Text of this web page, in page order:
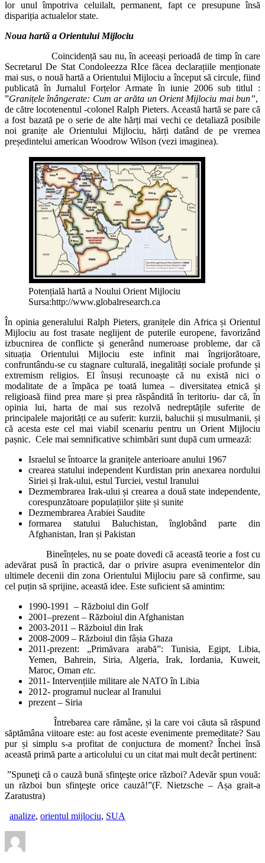
lor unul împotriva celuilalt, permanent, fapt ce presupune însă
dispariția actualelor state.
Noua hartă a Orientului Mijlociu
Coincidență sau nu, în aceeași perioadă de timp în care
Secretarul De Stat Condoleezza RIce făcea declarațiile menționate
mai sus, o nouă hartă a Orientului Mijlociu a început să circule, fiind
publicată în Jurnalul Forțelor Armate în iunie 2006 sub titlul :
”Granițele înângerate: Cum ar arăta un Orient Mijlociu mai bun”,
de către locotenentul -colonel Ralph Pieters. Această hartă se pare că
a fost bazată pe o serie de alte hărți mai vechi ce detaliază posibile
noi granițe ale Orientului Mijlociu, hărți datând de pe vremea
președintelui american Woodrow Wilson (vezi imaginea).
Potențială hartă a Noului Orient Mijlociu
Sursa:http://www.globalresearch.ca
În opinia generalului Ralph Pieters, granițele din Africa și Orientul
Mijlociu au fost trasate neglijent de puterile europene, favorizând
izbucnirea de conflicte și generând numeroase probleme, dar că
situația Orientului Mijlociu este infinit mai îngrijorătoare,
confruntându-se cu stagnare culturală, inegalități sociale profunde și
extremism religios. El însuși recunoaște că nu există nici o
modalitate de a împăca pe toată lumea – diversitatea etnică și
religioasă fiind prea mare și prea răspândită în teritoriu- dar că, în
opinia lui, harta de mai sus rezolvă nedreptățile suferite de
principalele majorități ce au suferit: kurzii, baluchii și musulmanii, și
că acesta este cel mai viabil scenariu pentru un Orient Mijlociu
pașnic. Cele mai semnificative schimbări sunt după cum urmează:
Israelul se întoarce la granițele anterioare anului 1967
crearea statului independent Kurdistan prin anexarea nordului
Siriei și Irak-ului, estul Turciei, vestul Iranului
Dezmembrarea Irak-ului și crearea a două state independente,
corespunzătoare populațiilor șiite și sunite
Dezmembrarea Arabiei Saudite
formarea statului Baluchistan, înglobând parte din
Afghanistan, Iran și Pakistan
Bineînțeles, nu se poate dovedi că această teorie a fost cu
adevărat pusă în practică, dar o privire asupra evenimentelor din
ultimele decenii din zona Orientului Mijlociu pare să confirme, sau
cel puțin să sprijine, această idee. Este suficient să amintim:
1990-1991 – Războiul din Golf
2001–prezent – Războiul din Afghanistan
2003-2011 – Războiul din Irak
2008-2009 – Războiul din fâșia Ghaza
2011-prezent: „Primăvara arabă”: Tunisia, Egipt, Libia,
Yemen, Bahrein, Siria, Algeria, Irak, Iordania, Kuweit,
Maroc, Oman etc.
2011- Intervențiile militare ale NATO în Libia
2012- programul nuclear al Iranului
prezent – Siria
Întrebarea care rămâne, și la care voi căuta să răspund
săptămâna viitoare este: au fost aceste evenimente premeditate? Sau
pur și simplu s-a profitat de conjuctura de moment? Închei însă
această primă parte a articolului cu un citat mai mult decât pertinent:
”Spuneţi că o cauză bună sfinţeşte orice război? Adevăr spun vouă:
un război bun sfinţeşte orice cauză!”(F. Nietzsche – Așa grait-a
Zaratustra)
analize, orientul mijlociu, SUA